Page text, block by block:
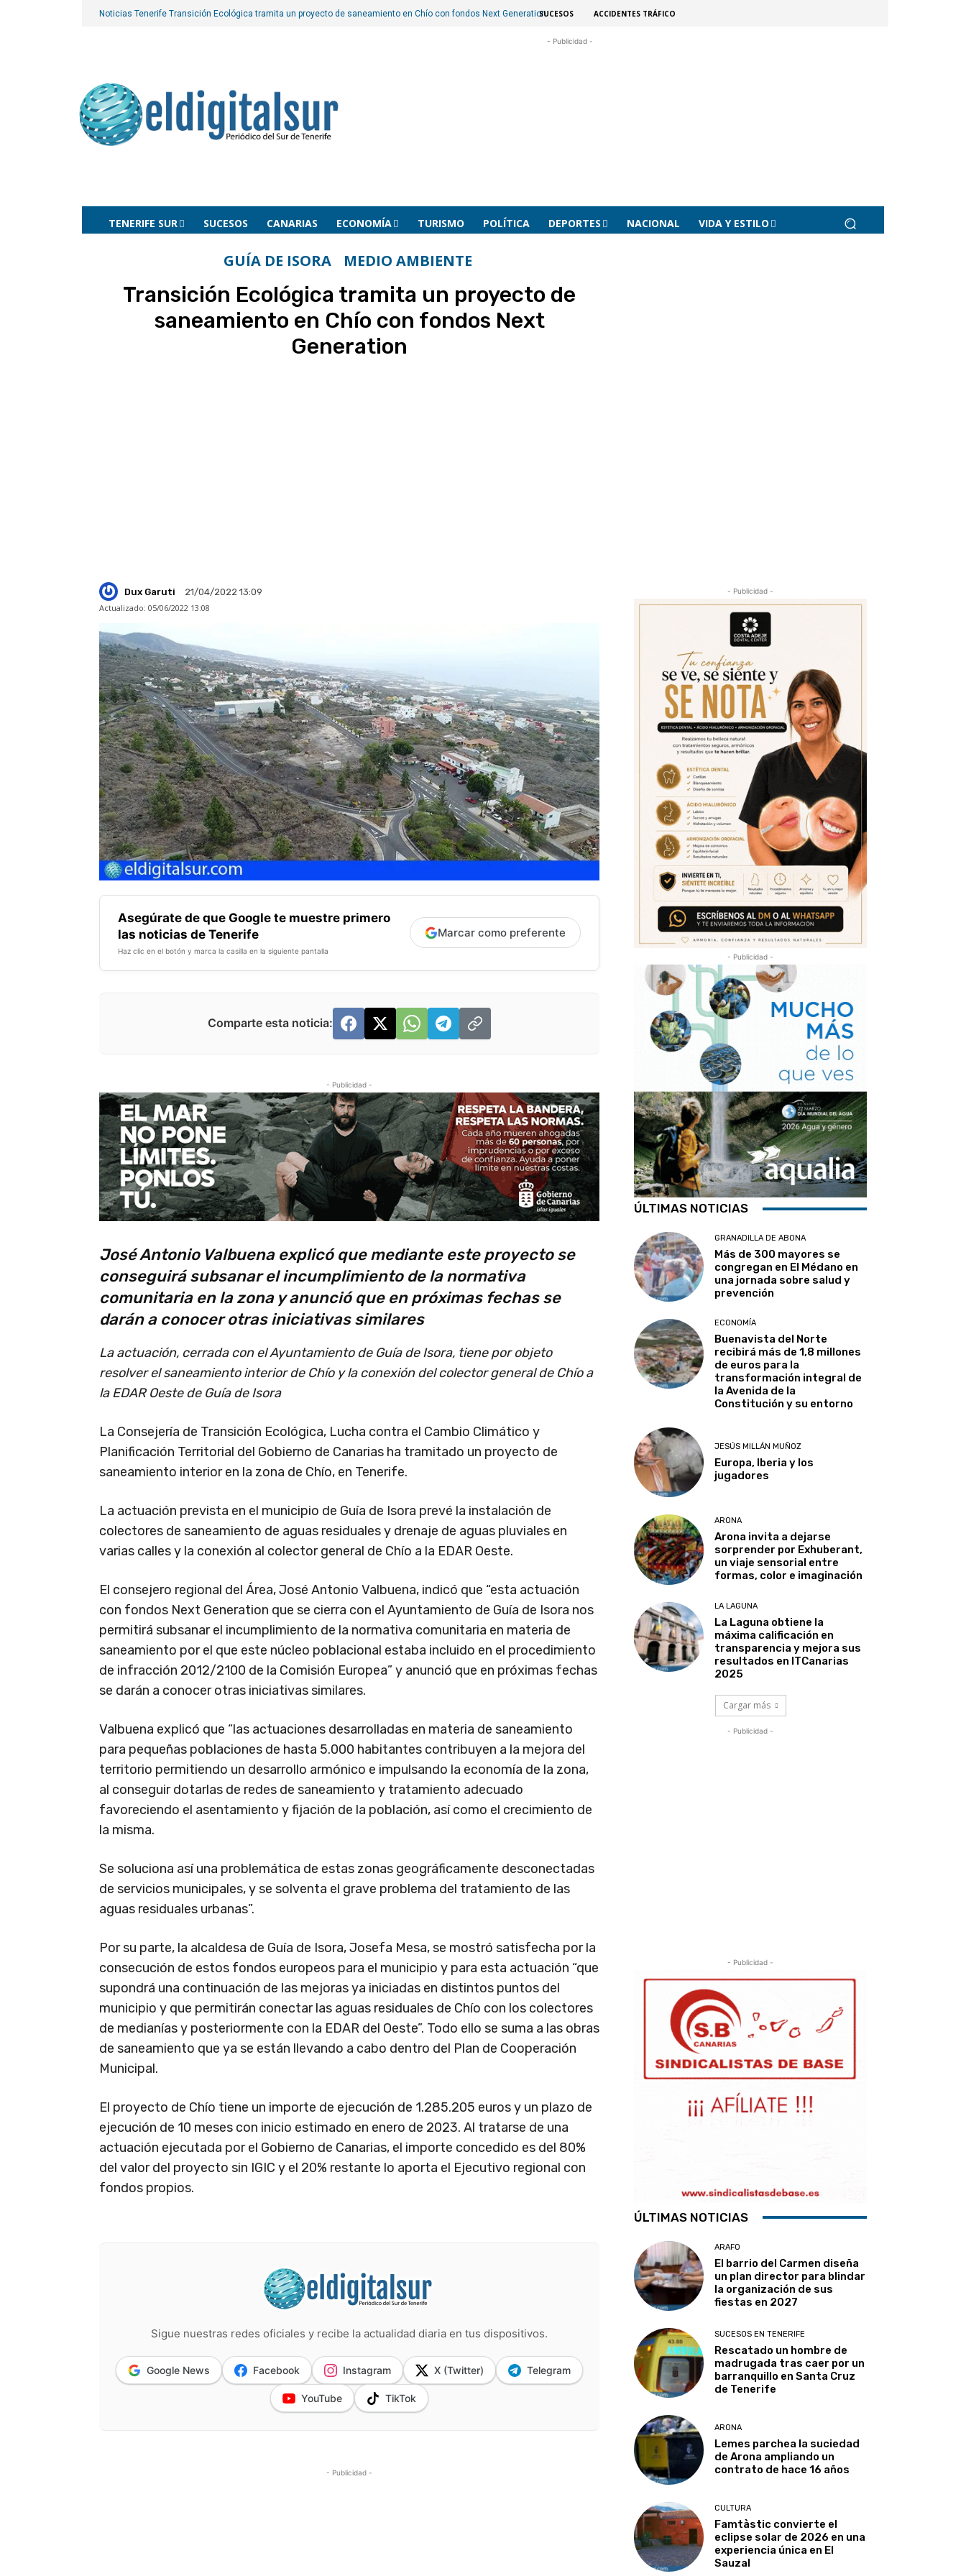
Noticias Tenerife Transición Ecológica tramita un proyecto de saneamiento en Chío con fondos Next GenerationSUCESOS ACCIDENTES TRÁFICO
- Publicidad -
TENERIFE SUR SUCESOS CANARIAS ECONOMÍA TURISMO POLÍTICA DEPORTES NACIONAL VIDA Y ESTILO
GUÍA DE ISORA MEDIO AMBIENTE
Transición Ecológica tramita un proyecto de
saneamiento en Chío con fondos Next
Generation
Dux Garuti
21/04/2022 13:09
Actualizado: 05/06/2022 13:08
Asegúrate de que Google te muestre primero
las noticias de Tenerife
Haz clic en el botón y marca la casilla en la siguiente pantalla
Marcar como preferente
Comparte esta noticia:
- Publicidad -
José Antonio Valbuena explicó que mediante este proyecto se
conseguirá subsanar el incumplimiento de la normativa
comunitaria en la zona y anunció que en próximas fechas se
darán a conocer otras iniciativas similares
La actuación, cerrada con el Ayuntamiento de Guía de Isora, tiene por objeto
resolver el saneamiento interior de Chío y la conexión del colector general de Chío a
la EDAR Oeste de Guía de Isora
La Consejería de Transición Ecológica, Lucha contra el Cambio Climático y
Planificación Territorial del Gobierno de Canarias ha tramitado un proyecto de
saneamiento interior en la zona de Chío, en Tenerife.
La actuación prevista en el municipio de Guía de Isora prevé la instalación de
colectores de saneamiento de aguas residuales y drenaje de aguas pluviales en
varias calles y la conexión al colector general de Chío a la EDAR Oeste.
El consejero regional del Área, José Antonio Valbuena, indicó que “esta actuación
con fondos Next Generation que se cierra con el Ayuntamiento de Guía de Isora nos
permitirá subsanar el incumplimiento de la normativa comunitaria en materia de
saneamiento por el que este núcleo poblacional estaba incluido en el procedimiento
de infracción 2012/2100 de la Comisión Europea” y anunció que en próximas fechas
se darán a conocer otras iniciativas similares.
Valbuena explicó que “las actuaciones desarrolladas en materia de saneamiento
para pequeñas poblaciones de hasta 5.000 habitantes contribuyen a la mejora del
territorio permitiendo un desarrollo armónico e impulsando la economía de la zona,
al conseguir dotarlas de redes de saneamiento y tratamiento adecuado
favoreciendo el asentamiento y fijación de la población, así como el crecimiento de
la misma.
Se soluciona así una problemática de estas zonas geográficamente desconectadas
de servicios municipales, y se solventa el grave problema del tratamiento de las
aguas residuales urbanas”.
Por su parte, la alcaldesa de Guía de Isora, Josefa Mesa, se mostró satisfecha por la
consecución de estos fondos europeos para el municipio y para esta actuación “que
supondrá una continuación de las mejoras ya iniciadas en distintos puntos del
municipio y que permitirán conectar las aguas residuales de Chío con los colectores
de medianías y posteriormente con la EDAR del Oeste”. Todo ello se suma a las obras
de saneamiento que ya se están llevando a cabo dentro del Plan de Cooperación
Municipal.
El proyecto de Chío tiene un importe de ejecución de 1.285.205 euros y un plazo de
ejecución de 10 meses con inicio estimado en enero de 2023. Al tratarse de una
actuación ejecutada por el Gobierno de Canarias, el importe concedido es del 80%
del valor del proyecto sin IGIC y el 20% restante lo aporta el Ejecutivo regional con
fondos propios.
Sigue nuestras redes oficiales y recibe la actualidad diaria en tus dispositivos.
Google News Facebook Instagram X (Twitter) Telegram
YouTube TikTok
- Publicidad -
- Publicidad -
- Publicidad -
ÚLTIMAS NOTICIAS
GRANADILLA DE ABONA
Más de 300 mayores se
congregan en El Médano en
una jornada sobre salud y
prevención
ECONOMÍA
Buenavista del Norte
recibirá más de 1,8 millones
de euros para la
transformación integral de
la Avenida de la
Constitución y su entorno
JESÚS MILLÁN MUÑOZ
Europa, Iberia y los
jugadores
ARONA
Arona invita a dejarse
sorprender por Exhuberant,
un viaje sensorial entre
formas, color e imaginación
LA LAGUNA
La Laguna obtiene la
máxima calificación en
transparencia y mejora sus
resultados en ITCanarias
2025
Cargar más
- Publicidad -
- Publicidad -
ÚLTIMAS NOTICIAS
ARAFO
El barrio del Carmen diseña
un plan director para blindar
la organización de sus
fiestas en 2027
SUCESOS EN TENERIFE
Rescatado un hombre de
madrugada tras caer por un
barranquillo en Santa Cruz
de Tenerife
ARONA
Lemes parchea la suciedad
de Arona ampliando un
contrato de hace 16 años
CULTURA
Famtàstic convierte el
eclipse solar de 2026 en una
experiencia única en El
Sauzal